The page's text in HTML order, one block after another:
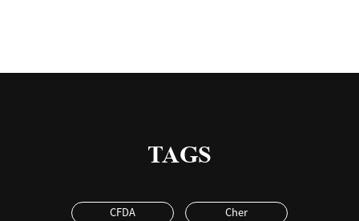
TAGS
CFDA Cher